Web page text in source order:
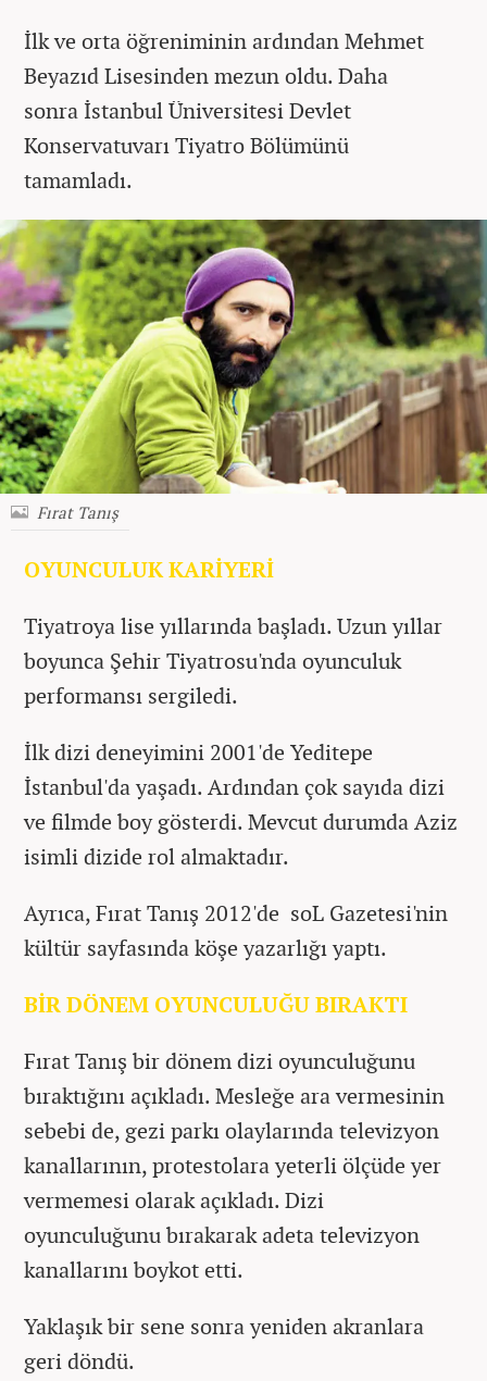
İlk ve orta öğreniminin ardındanMehmet
Beyazıd Lisesindenmezun oldu. Daha
sonra İstanbul Üniversitesi Devlet
Konservatuvarı Tiyatro Bölümünü
tamamladı.
Fırat Tanış
OYUNCULUK KARİYERİ
Tiyatroya lise yıllarında başladı. Uzun yıllar
boyunca Şehir Tiyatrosu'nda oyunculuk
performansı sergiledi.
İlk dizi deneyimini 2001'de Yeditepe
İstanbul'da yaşadı. Ardından çok sayıda dizi
ve filmde boy gösterdi. Mevcut durumda Aziz
isimli dizide rol almaktadır.
Ayrıca, Fırat Tanış 2012'de soL Gazetesi'nin
kültür sayfasında köşe yazarlığı yaptı.
BİR DÖNEM OYUNCULUĞU BIRAKTI
Fırat Tanış bir dönem dizi oyunculuğunu
bıraktığını açıkladı. Mesleğe ara vermesinin
sebebi de, gezi parkı olaylarında televizyon
kanallarının, protestolara yeterli ölçüde yer
vermemesi olarak açıkladı. Dizi
oyunculuğunu bırakarak adeta televizyon
kanallarını boykot etti.
Yaklaşık bir sene sonra yeniden akranlara
geri döndü.